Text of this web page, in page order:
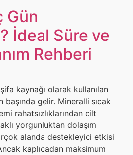
Gün
İdeal Süre ve
Rehberi
kaynağı olarak kullanılan
başında gelir. Mineralli sıcak
rahatsızlıklarından cilt
yorgunluktan dolaşım
alanda destekleyici etkisi
kaplıcadan maksimum